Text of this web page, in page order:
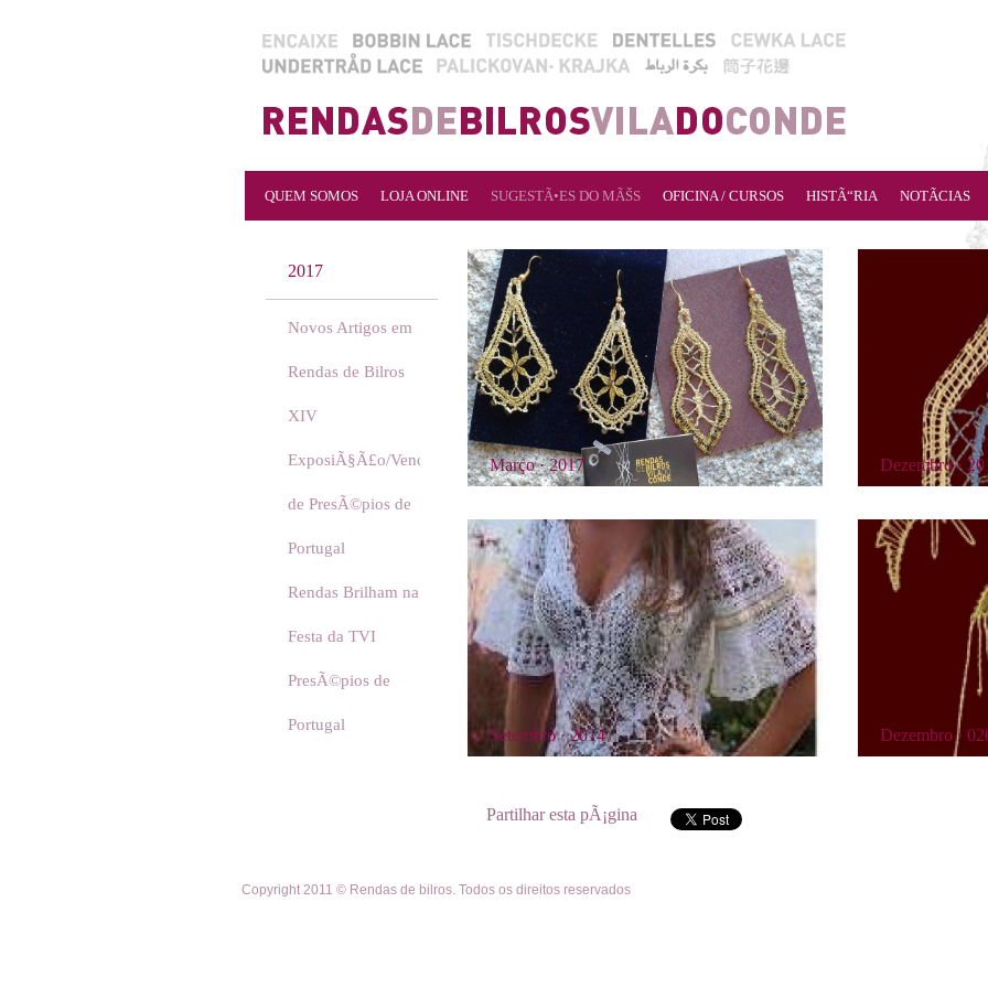
QUEM SOMOS LOJA ONLINE SUGESTÃ•ES DO MÃŠS OFICINA / CURSOS HISTÃ“RIA NOTÃCIAS
2017
Novos Artigos em
Rendas de Bilros
XIV
ExposiÃ§Ã£o/Venda
de PresÃ©pios de
Portugal
Rendas Brilham na
Festa da TVI
PresÃ©pios de
Portugal
Março · 2017 Dezembro ·
Setembro · 2014 Dezembro ·
Partilhar esta pÃ¡gina
Copyright 2011 © Rendas de bilros. Todos os direitos reservados